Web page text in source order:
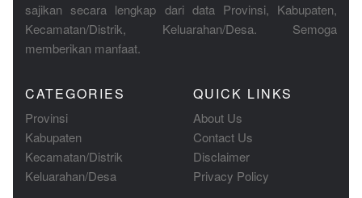
sajikan secara lengkap dari data Provinsi, Kabupaten,
Kecamatan/Distrik, Keluarahan/Desa. Semoga
memberikan manfaat.
CATEGORIES
Provinsi
Kabupaten
Kecamatan/Distrik
Keluarahan/Desa
QUICK LINKS
About Us
Contact Us
Disclaimer
Privacy Policy